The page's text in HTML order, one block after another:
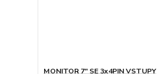
MONITOR 7" SE 3x4PIN VSTUPY